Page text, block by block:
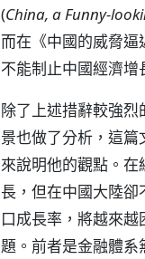
(China, a Funny-
而在《中國的威脅逼
不能制止中國經濟增
除了上述措辭較強
景也做了分析，這
來說明他的觀點。
長，但在中國大陸
口成長率，將越來
題。前者是金融體